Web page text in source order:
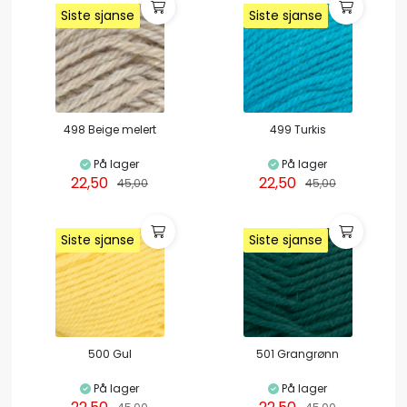
Siste sjanse
Siste sjanse
Siste sjanse
498 Beige melert
På lager
22,50 45,00
Siste sjanse
Siste sjanse
Siste sjanse
499 Turkis
På lager
22,50 45,00
Siste sjanse
Siste sjanse
Siste sjanse
500 Gul
På lager
Siste sjanse
Siste sjanse
Siste sjanse
501 Grangrønn
På lager